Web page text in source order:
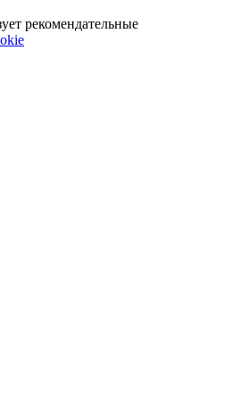
рекомендательные